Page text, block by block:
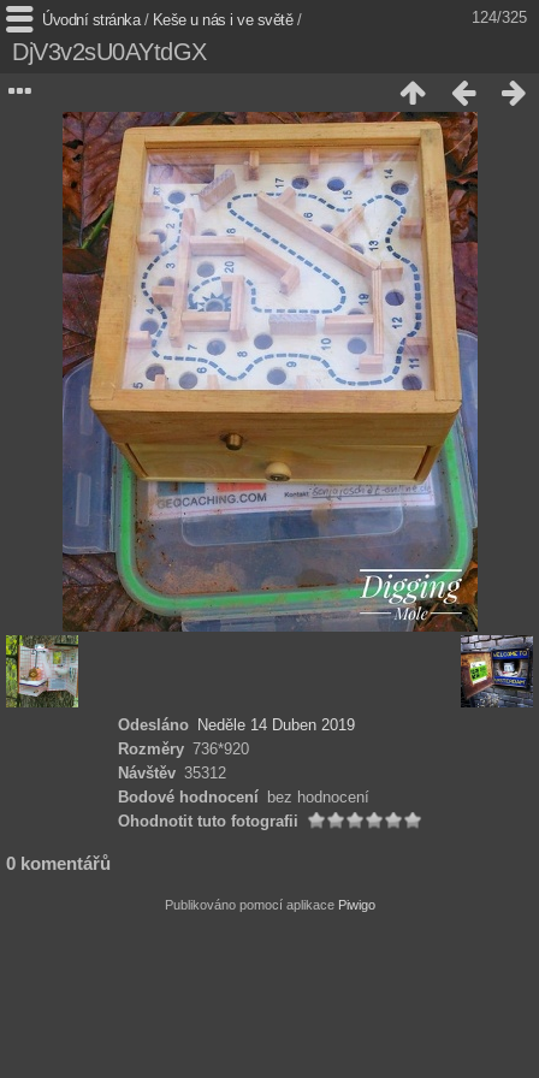
124/325
Úvodní stránka/ Keše u nás i ve světě/
DjV3v2sU0AYtdGX
Odesláno Neděle 14 Duben 2019
Rozměry 736*920
Návštěv 35312
Bodové hodnocení
bez hodnocení
Ohodnotit tuto fotografii
0 komentářů
Publikováno pomocí aplikace Piwigo